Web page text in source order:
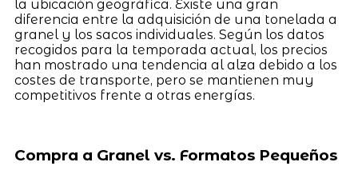
la ubicación geográfica. Existe una gran
diferencia entre la adquisición de una tonelada a
granel y los sacos individuales. Según los datos
recogidos para la temporada actual, los precios
han mostrado una tendencia al alza debido a los
costes de transporte, pero se mantienen muy
competitivos frente a otras energías.
Compra a Granel vs. Formatos Pequeños